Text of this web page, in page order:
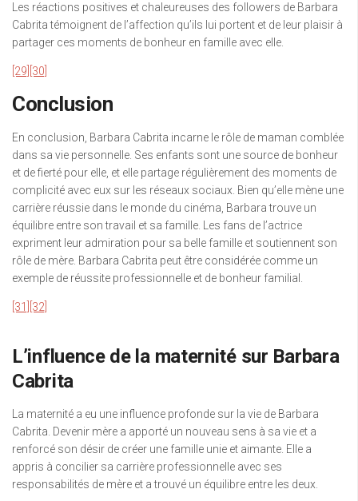
Les réactions positives et chaleureuses des followers de Barbara
Cabrita témoignent de l’affection qu’ils lui portent et de leur plaisir à
partager ces moments de bonheur en famille avec elle.
[29] [30]
Conclusion
En conclusion, Barbara Cabrita incarne le rôle de maman comblée
dans sa vie personnelle. Ses enfants sont une source de bonheur
et de fierté pour elle, et elle partage régulièrement des moments de
complicité avec eux sur les réseaux sociaux. Bien qu’elle mène une
carrière réussie dans le monde du cinéma, Barbara trouve un
équilibre entre son travail et sa famille. Les fans de l’actrice
expriment leur admiration pour sa belle famille et soutiennent son
rôle de mère. Barbara Cabrita peut être considérée comme un
exemple de réussite professionnelle et de bonheur familial.
[31] [32]
L’influence de la maternité sur Barbara
Cabrita
La maternité a eu une influence profonde sur la vie de Barbara
Cabrita. Devenir mère a apporté un nouveau sens à sa vie et a
renforcé son désir de créer une famille unie et aimante. Elle a
appris à concilier sa carrière professionnelle avec ses
responsabilités de mère et a trouvé un équilibre entre les deux.